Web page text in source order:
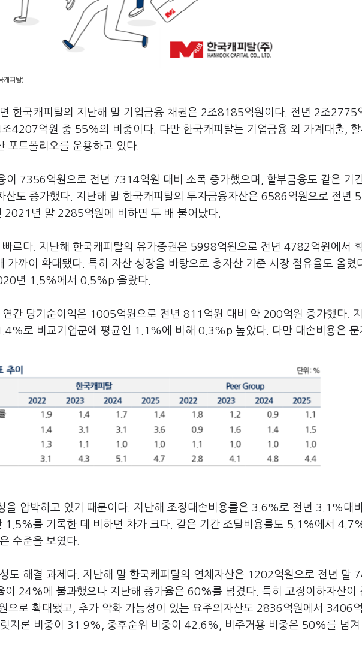
캐피탈)
한국캐피탈의 지난해 말 기업금융 채권은 2조8185억원이다. 전년 2조2775
4207억원 중 55%의 비중이다. 다만 한국캐피탈는 기업금융 외 가계대출,
포트폴리오를 운용하고 있다.
이 7356억원으로 전년 7314억원 대비 소폭 증가했으며, 할부금융도 같은 기
산도 증가했다. 지난해 말 한국캐피탈의 투자금융자산은 6586억원으로 전년
2021년 말 2285억원에 비하면 두 배 불어났다.
르다. 지난해 한국캐피탈의 유가증권은 5998억원으로 전년 4782억원에서
가까이 확대됐다. 특히 자산 성장을 바탕으로 총자산 기준 시장 점유율도 올렸
년 1.5%에서 0.5%p 올랐다.
연간 당기순이익은 1005억원으로 전년 811억원 대비 약 200억원 증가했다.
로 비교기업군에 평균인 1.1%에 비해 0.3%p 높았다. 다만 대손비용은 문
을 압박하고 있기 때문이다. 지난해 조정대손비용률은 3.6%로 전년 3.1%대
1.5%를 기록한 데 비하면 차가 크다. 같은 기간 조달비용률도 5.1%에서
수준을 보였다.
도 해결 과제다. 지난해 말 한국캐피탈의 연체자산은 1202억원으로 전년 말
이 24%에 불과했으나 지난해 증가율은 60%를 넘겼다. 특히 고정이하자산이
으로 확대됐고, 추가 악화 가능성이 있는 요주의자산도 2836억원에서 3406
지론 비중이 31.9%, 중후순위 비중이 42.6%, 비주거용 비중은 50%를 넘겨